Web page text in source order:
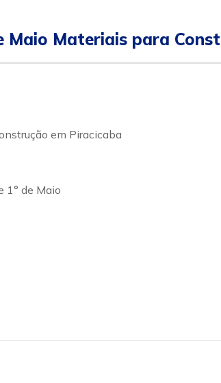
Maio Materiais para
em Piracicaba
1° de Maio